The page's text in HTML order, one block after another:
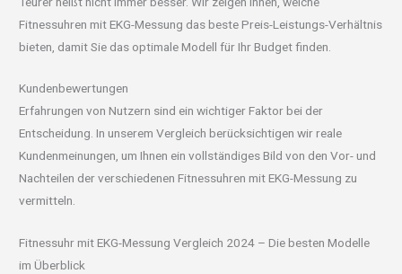
Fitnessuhren mit EKG-Messung das beste Preis-Leistungs-Verhältnis
bieten, damit Sie das optimale Modell für Ihr Budget finden.
Kundenbewertungen
Erfahrungen von Nutzern sind ein wichtiger Faktor bei der
Entscheidung. In unserem Vergleich berücksichtigen wir reale
Kundenmeinungen, um Ihnen ein vollständiges Bild von den Vor- und
Nachteilen der verschiedenen Fitnessuhren mit EKG-Messung zu
vermitteln.
Fitnessuhr mit EKG-Messung Vergleich 2024 – Die besten Modelle
im Überblick